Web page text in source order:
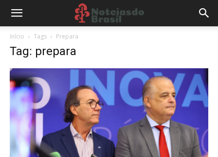
Início Tags Prepara
Tag: prepara